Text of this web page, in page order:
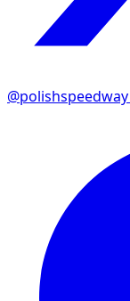
@polishspeedway